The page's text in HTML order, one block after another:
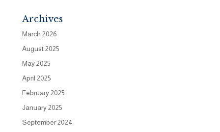
Archives
March 2026
August 2025
May 2025
April 2025
February 2025
January 2025
September 2024